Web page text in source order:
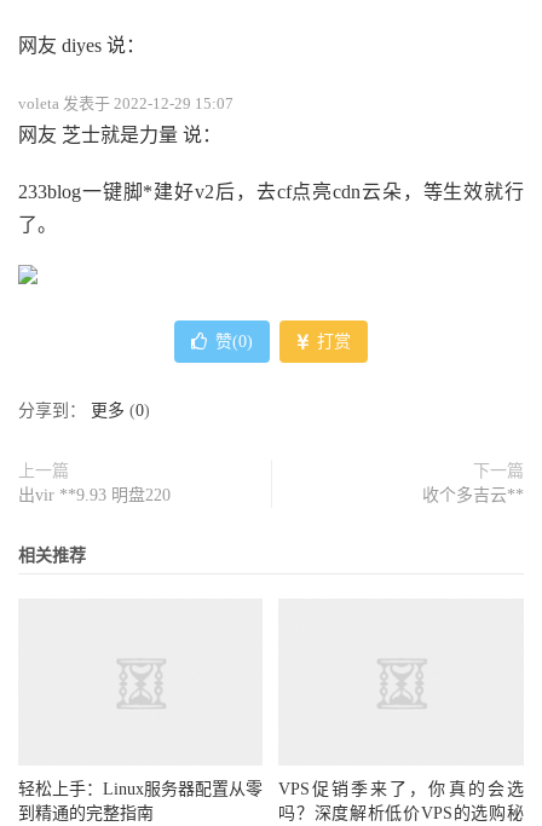
网友 diyes 说：
voleta 发表于 2022-12-29 15:07
网友 芝士就是力量 说：
233blog一键脚*建好v2后，去cf点亮cdn云朵，等生效就行
了。
赞(0) 打赏
分享到： 更多 (0)
上一篇
出vir **9.93 明盘220
下一篇
收个多吉云**
相关推荐
轻松上手：Linux服务器配置从零
到精通的完整指南
VPS促销季来了，你真的会选
吗？深度解析低价VPS的选购秘